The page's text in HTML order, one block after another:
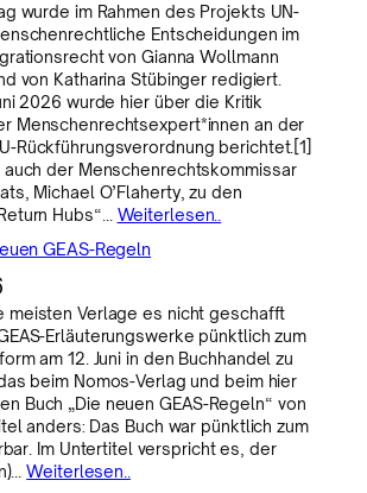
wurde im Rahmen des Projekts UN-
Entscheidungen im
von Gianna Wollmann
von Katharina Stübinger redigiert.
2026 wurde hier über die Kritik
Menschenrechtsexpert*innen an der
Rückführungsverordnung berichtet.[1]
auch der Menschenrechtskommissar
Michael O’Flaherty, zu den
Hubs“… Weiterlesen..
GEAS-Regeln
meisten Verlage es nicht geschafft
Erläuterungswerke pünktlich zum
am 12. Juni in den Buchhandel zu
beim Nomos-Verlag und beim hier
Buch „Die neuen GEAS-Regeln“ von
anders: Das Buch war pünktlich zum
Im Untertitel verspricht es, der
Weiterlesen..